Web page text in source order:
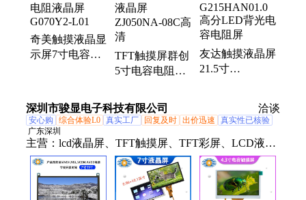
阻触摸屏、电容触摸屏、宽温液晶屏、触摸屏、工控
液晶屏、医疗液晶屏、国产液晶屏、长条液晶屏、
TFT液晶屏、液晶屏幕、液晶屏代理、液晶模块、液
晶面板、液晶模组
奇美触摸液晶显
示屏7寸电容电
TFT触摸屏群创
5寸电容电阻液
08C高清
友达触摸液晶屏
21.5寸
容电阻屏
深圳市骏显电子科技有限公司 洽谈
安心购 综合体验L0 真实工厂 回复及时 出价迅速
真实性已核验
广东深圳
主营： lcd液晶屏、TFT触摸屏、TFT彩屏、LCD液晶
显示屏、屏幕、TFT液晶屏、定制液晶屏、LCD液晶
显示、工业OLED、液晶模块